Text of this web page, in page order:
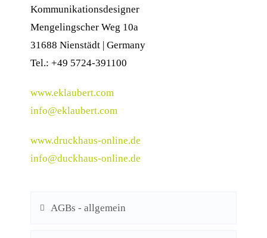
Kommunikationsdesigner
Mengelingscher Weg 10a
31688 Nienstädt | Germany
Tel.: +49 5724-391100
www.eklaubert.com
info@eklaubert.com
www.druckhaus-online.de
info@duckhaus-online.de
AGBs - allgemein